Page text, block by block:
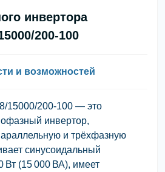
инвертора
200-100
и возможностей
15000/200-100 — это
инвертор,
и трёхфазную
синусоидальный
Вт (15 000 ВА), имеет